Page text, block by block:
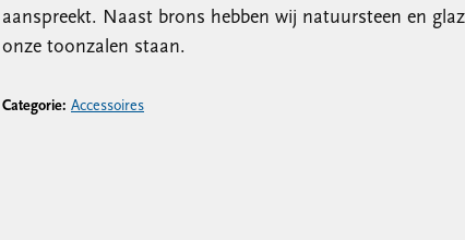
aanspreekt. Naast brons hebben wij natuursteen en
onze toonzalen staan.
Categorie: Accessoires